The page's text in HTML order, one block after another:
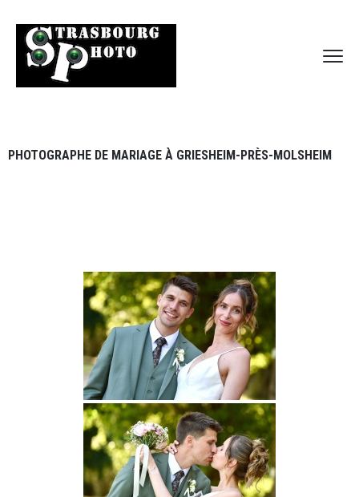
PHOTOGRAPHE DE MARIAGE À GRIESHEIM-PRÈS-MOLSHEIM